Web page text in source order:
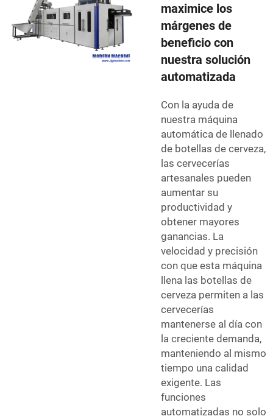
maximice los
márgenes de
beneficio con
nuestra solución
automatizada
Con la ayuda de
nuestra máquina
automática de llenado
de botellas de cerveza,
las cervecerías
artesanales pueden
aumentar su
productividad y
obtener mayores
ganancias. La
velocidad y precisión
con que esta máquina
llena las botellas de
cerveza permiten a las
cervecerías
mantenerse al día con
la creciente demanda,
manteniendo al mismo
tiempo una calidad
exigente. Las
funciones
automatizadas no solo